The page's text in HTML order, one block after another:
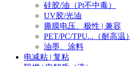
硅胶/油（Pt不中毒）
UV胶/光油
撕膜电压、极性 | 兼容
PET/PC/TPU...（耐高温）
油墨、涂料
电减粘 | 复粘